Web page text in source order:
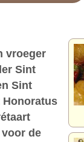
vroeger
Sint
Sint
Honoratus
de